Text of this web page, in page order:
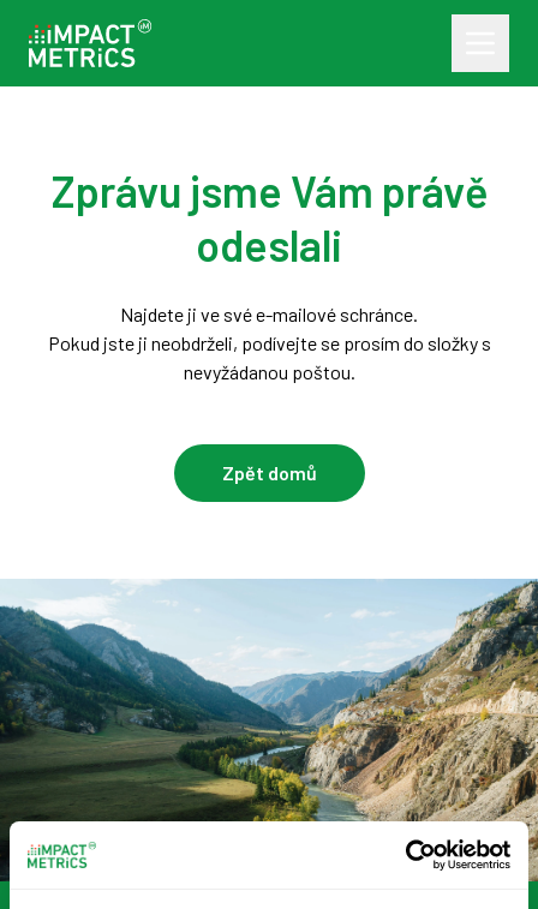
Zprávu jsme Vám právě
odeslali
Najdete ji ve své e-mailové schránce.
Pokud jste ji neobdrželi, podívejte se prosím do složky s
nevyžádanou poštou.
Zpět domů